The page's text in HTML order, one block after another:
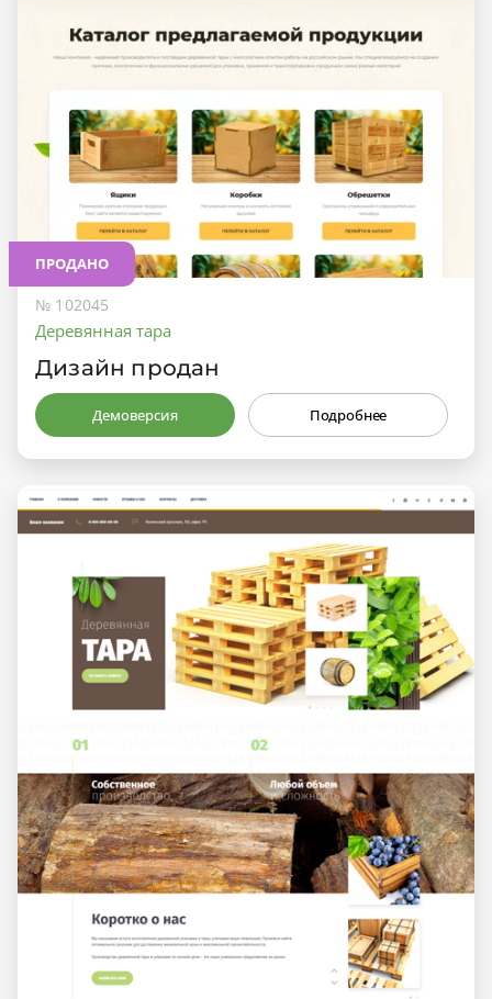
ПРОДАНО
№ 102045
Деревянная тара
Дизайн продан
Демоверсия Подробнее